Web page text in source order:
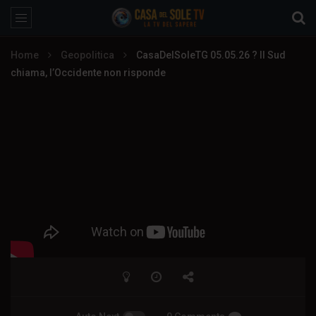
Home Geopolitica
CasaDelSoleTG 05.05.26 ? Il Sud
chiama, l’Occidente non risponde